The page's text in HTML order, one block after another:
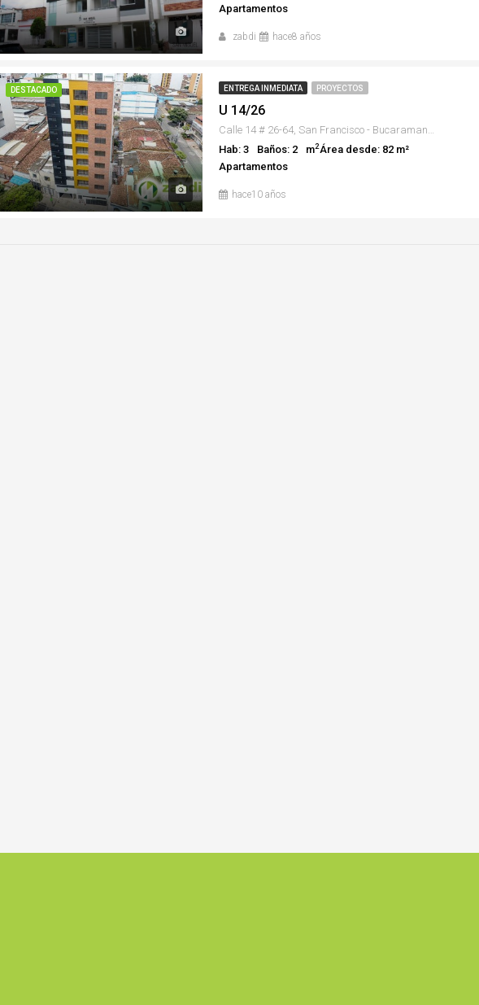
Apartamentos
zabdi hace8 años
DESTACADO ENTREGA INMEDIATA PROYECTOS
U 14/26
Calle 14 # 26-64, San Francisco - Bucaramanga.
Hab: 3
Baños: 2 m2Área desde: 82 m²
Apartamentos
hace10 años